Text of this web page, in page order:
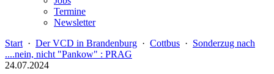
Termine
Newsletter
Start · Der VCD in Brandenburg · Cottbus · Sonderzug nach
....nein, nicht "Pankow" : PRAG
24.07.2024